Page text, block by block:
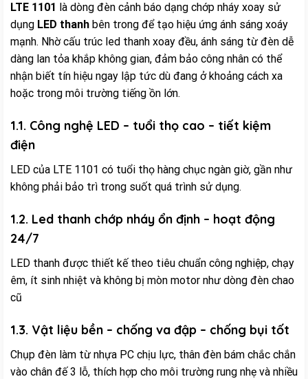
LTE 1101 là dòng đèn cảnh báo dạng chớp nháy xoay sử
dụng LED thanh bên trong để tạo hiệu ứng ánh sáng xoáy
mạnh. Nhờ cấu trúc led thanh xoay đều, ánh sáng từ đèn dễ
dàng lan tỏa khắp không gian, đảm bảo công nhân có thể
nhận biết tín hiệu ngay lập tức dù đang ở khoảng cách xa
hoặc trong môi trường tiếng ồn lớn.
1.1. Công nghệ LED – tuổi thọ cao – tiết kiệm
điện
LED của LTE 1101 có tuổi thọ hàng chục ngàn giờ, gần như
không phải bảo trì trong suốt quá trình sử dụng.
1.2. Led thanh chớp nháy ổn định – hoạt động
24/7
LED thanh được thiết kế theo tiêu chuẩn công nghiệp, chạy
êm, ít sinh nhiệt và không bị mòn motor như dòng đèn chao
cũ
1.3. Vật liệu bền – chống va đập – chống bụi tốt
Chụp đèn làm từ nhựa PC chịu lực, thân đèn bám chắc chắn
vào chân đế 3 lỗ, thích hợp cho môi trường rung nhẹ và nhiều